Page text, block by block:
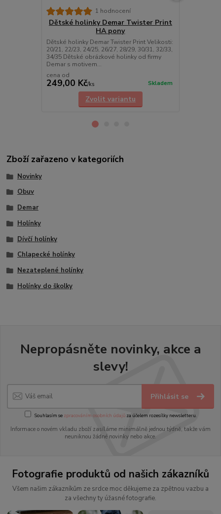
1 hodnocení
Dětské holinky Demar Twister Print
HA pony
Dětské holinky Demar Twister Print Velikosti:
20/21, 22/23, 24/25, 26/27, 28/29, 30/31, 32/33,
34/35 Dětské obrázkové holinky od firmy
Demar s motivem...
cena od
249,00 Kč/ks Skladem
Zvolit variantu
Zboží zařazeno v kategoriích
Novinky
Obuv
Demar
Holínky
Dívčí holínky
Chlapecké holínky
Nezateplené holínky
Holínky do školky
Nepropásněte novinky, akce a
slevy!
Přihlásit se
Souhlasím se zpracováním osobních údajůza účelem rozesílky newsletteru.
Informace o novém vkladu zboží zasíláme minimálně jednou týdně, takže vám
neuniknou žádné novinky nebo akce.
Fotografie produktů od našich zákazníků
Všem našim zákazníkům ze srdce moc děkujeme za zpětnou vazbu a
za všechny ty úžasné fotografie.